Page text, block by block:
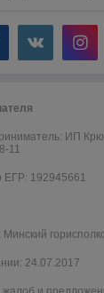
ИП
11
ЕГР: 192945661
Минский
24.07.2017